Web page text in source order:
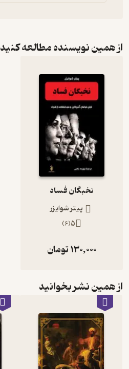
از همین نویسنده مطالعه کنید
نخبگان فساد
پیتر شوایزر
5
(
6
)
130,000تومان
از همین نشر بخوانید